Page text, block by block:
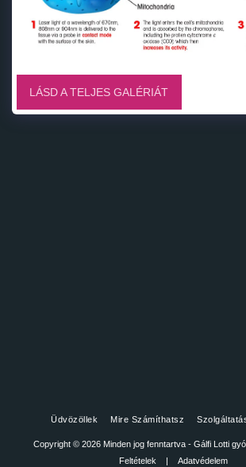
LÁSD A TELJES GALÉRIÁT
Üdvözöllek Mire Számíthatsz
Copyright © 2026 Minden jog fenntartva - Gálfi Lotti
Feltételek | Adatvédelem